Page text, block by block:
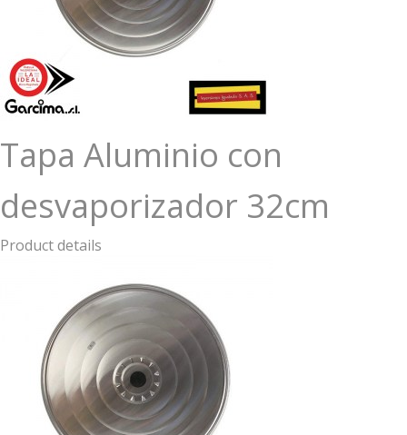
Tapa Aluminio con
desvaporizador 32cm
Product details